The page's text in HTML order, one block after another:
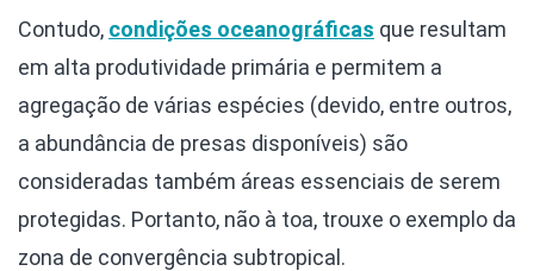
Contudo, condições oceanográficas que resultam
em alta produtividade primária e permitem a
agregação de várias espécies (devido, entre outros,
a abundância de presas disponíveis) são
consideradas também áreas essenciais de serem
protegidas. Portanto, não à toa, trouxe o exemplo da
zona de convergência subtropical.